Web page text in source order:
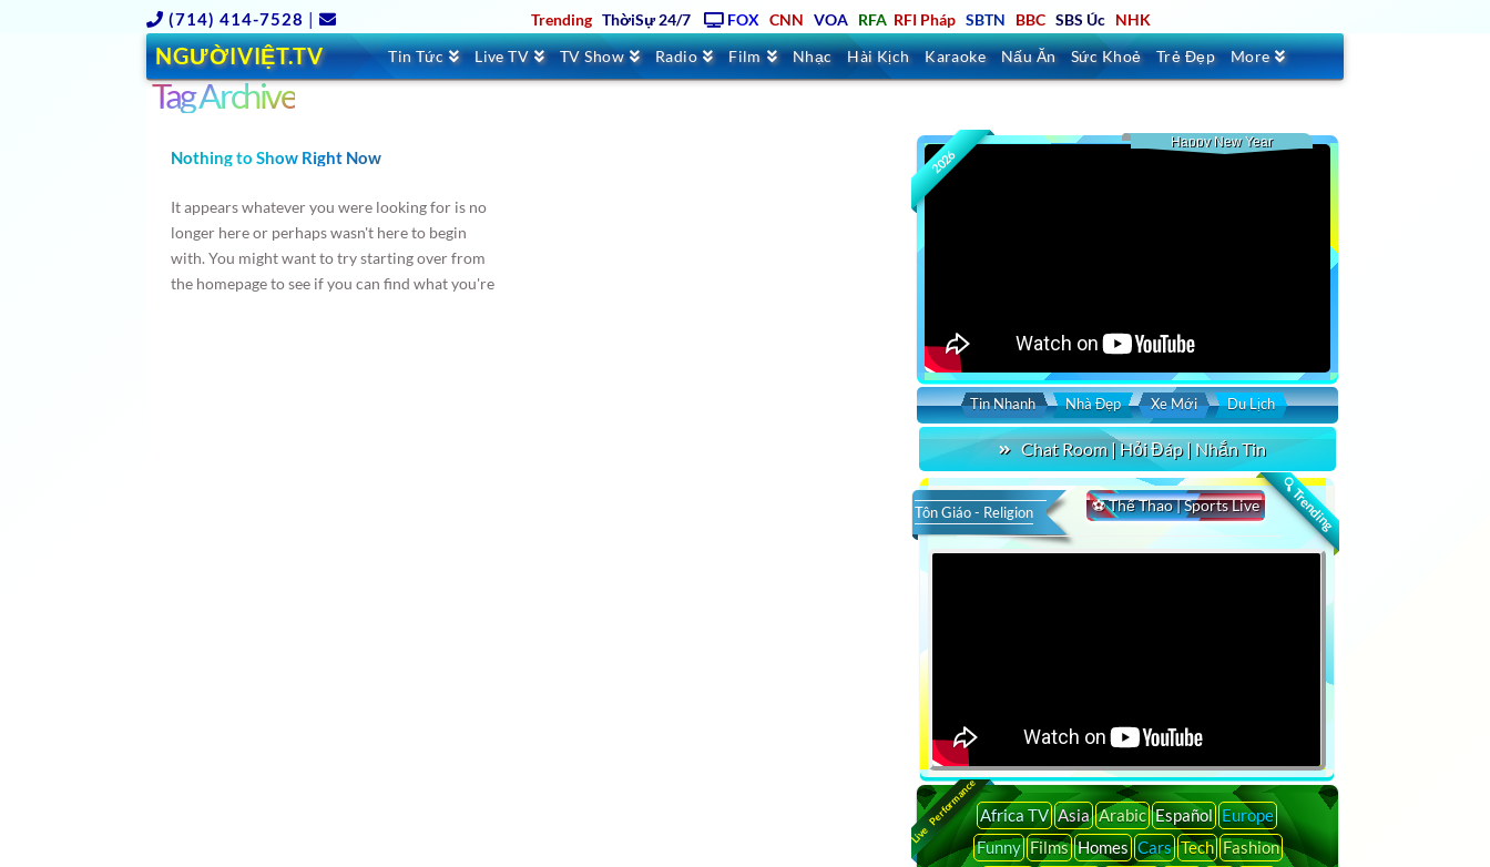
(714) 414-7528 | Trending ThờiSự 24/7 FOX CNN VOA RFA RFI Pháp SBTN BBC SBS Úc NHK
NGƯỜIVIỆT.TV Tin Tức Live TV TV Show Radio Film Nhạc Hài Kịch Karaoke Nấu Ăn Sức Khoẻ Trẻ Đẹp More
Tag Archive
Nothing to Show Right Now
It appears whatever you were looking for is no
longer here or perhaps wasn't here to begin
with. You might want to try starting over from
the homepage to see if you can find what you're
2026
Happy New Year
Tin Nhanh Nhà Đẹp Xe Mới Du Lịch
Chat Room | Hỏi Đáp | Nhắn Tin
🔍 Trending
⚽ Thể Thao | Sports Live
Tôn Giáo - Religion
Live PerformanceAfrica TV Asia Arabic Español Europe
Funny Films Homes Cars Tech Fashion